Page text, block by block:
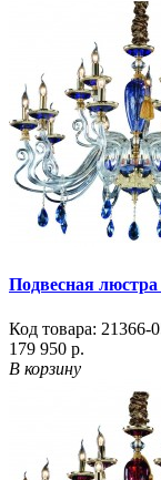
Подвесная
Код товара: 21366-
179 950 р.
В корзину